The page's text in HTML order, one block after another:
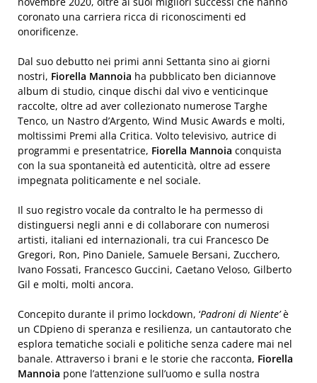
coronato una carriera ricca di riconoscimenti ed
onorificenze.
Dal suo debutto nei primi anni Settanta sino ai giorni
nostri, Fiorella Mannoia ha pubblicato ben diciannove
album di studio, cinque dischi dal vivo e venticinque
raccolte, oltre ad aver collezionato numerose Targhe
Tenco, un Nastro d’Argento, Wind Music Awards e molti,
moltissimi Premi alla Critica. Volto televisivo, autrice di
programmi e presentatrice, Fiorella Mannoia conquista
con la sua spontaneità ed autenticità, oltre ad essere
impegnata politicamente e nel sociale.
Il suo registro vocale da contralto le ha permesso di
distinguersi negli anni e di collaborare con numerosi
artisti, italiani ed internazionali, tra cui Francesco De
Gregori, Ron, Pino Daniele, Samuele Bersani, Zucchero,
Ivano Fossati, Francesco Guccini, Caetano Veloso, Gilberto
Gil e molti, molti ancora.
Concepito durante il primo lockdown, ‘Padroni di Niente’è
un CDpieno di speranza e resilienza, un cantautorato che
esplora tematiche sociali e politiche senza cadere mai nel
banale. Attraverso i brani e le storie che racconta, Fiorella
Mannoia pone l’attenzione sull’uomo e sulla nostra